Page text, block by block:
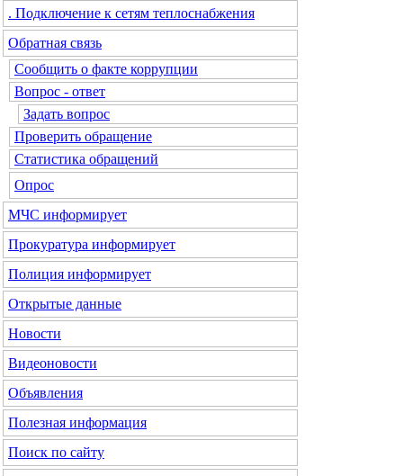
. Подключение к сетям теплоснабжения
Обратная связь
Сообщить о факте коррупции
Вопрос - ответ
Задать вопрос
Проверить обращение
Статистика обращений
Опрос
МЧС информирует
Прокуратура информирует
Полиция информирует
Открытые данные
Новости
Видеоновости
Объявления
Полезная информация
Поиск по сайту